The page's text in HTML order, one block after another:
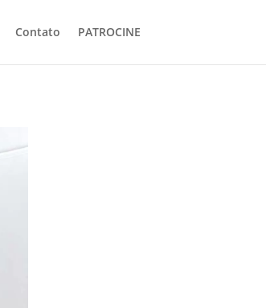
Contato PATROCINE